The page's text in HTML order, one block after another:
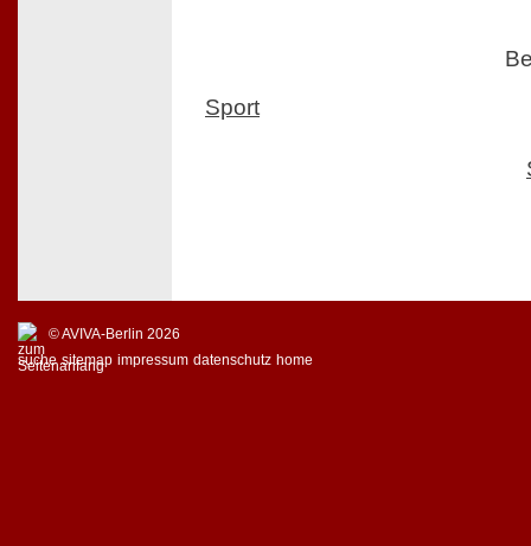
Sport
© AVIVA-Berlin 2026
suche sitemap impressum datenschutz home